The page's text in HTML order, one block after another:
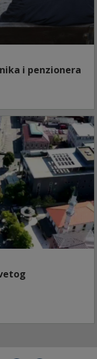
i penzionera